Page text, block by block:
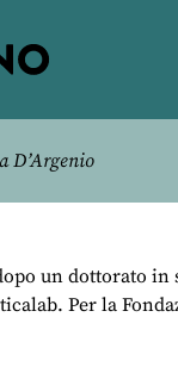
D’Argenio
un dottorato in
Per la